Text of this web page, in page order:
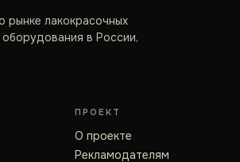
рынке лакокрасочных
в России,
ПРОЕКТ
О проекте
Рекламодателям